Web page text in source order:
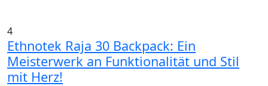
4
Ethnotek Raja 30 Backpack: Ein
Meisterwerk an Funktionalität und Stil
mit Herz!